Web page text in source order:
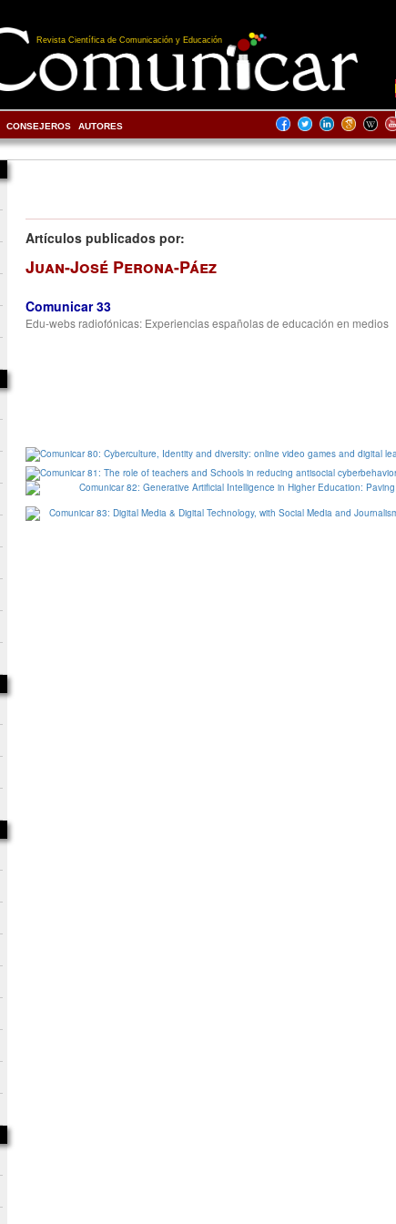
Revista Científica de Comunicación y Educación
CONSEJEROS AUTORES
Artículos publicados por:
Juan-José Perona-Páez
Comunicar 33
Edu-webs radiofónicas: Experiencias españolas de educación en medios